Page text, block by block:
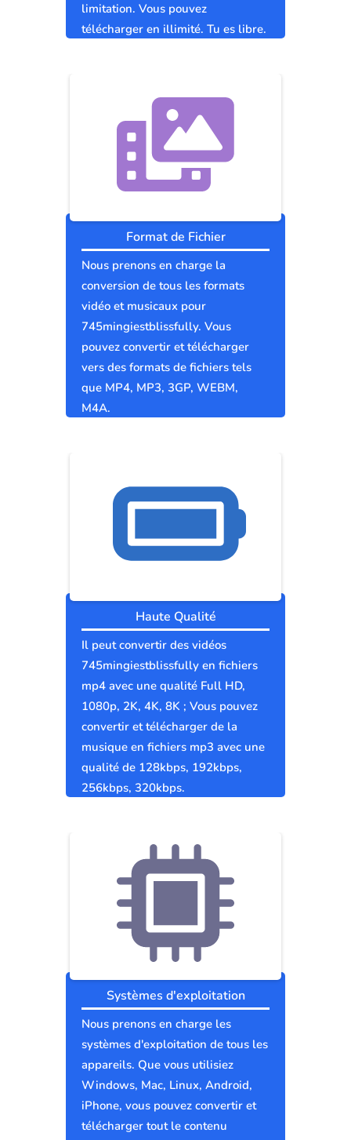
limitation. Vous pouvez
télécharger en illimité. Tu es libre.
Format de Fichier
Nous prenons en charge la
conversion de tous les formats
vidéo et musicaux pour
745mingiestblissfully. Vous
pouvez convertir et télécharger
vers des formats de fichiers tels
que MP4, MP3, 3GP, WEBM,
M4A.
Haute Qualité
Il peut convertir des vidéos
745mingiestblissfully en fichiers
mp4 avec une qualité Full HD,
1080p, 2K, 4K, 8K ; Vous pouvez
convertir et télécharger de la
musique en fichiers mp3 avec une
qualité de 128kbps, 192kbps,
256kbps, 320kbps.
Systèmes d'exploitation
Nous prenons en charge les
systèmes d'exploitation de tous les
appareils. Que vous utilisiez
Windows, Mac, Linux, Android,
iPhone, vous pouvez convertir et
télécharger tout le contenu